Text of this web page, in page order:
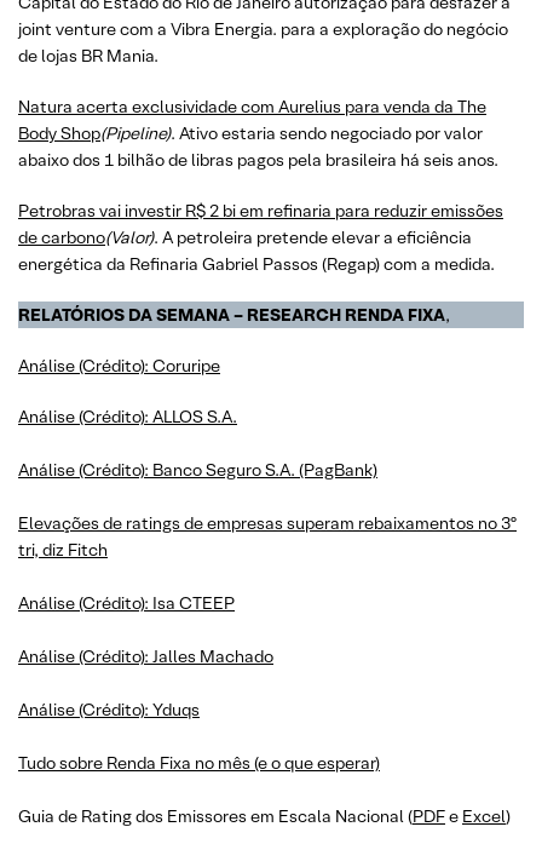
joint venture com a Vibra Energia. para a exploração do negócio
de lojas BR Mania.
Natura acerta exclusividade com Aurelius para venda da The
Body Shop(Pipeline). Ativo estaria sendo negociado por valor
abaixo dos 1 bilhão de libras pagos pela brasileira há seis anos.
Petrobras vai investir R$ 2 bi em refinaria para reduzir emissões
de carbono(Valor). A petroleira pretende elevar a eficiência
energética da Refinaria Gabriel Passos (Regap) com a medida.
RELATÓRIOS DA SEMANA – RESEARCH RENDA FIXA,
Análise (Crédito): Coruripe
Análise (Crédito): ALLOS S.A.
Análise (Crédito): Banco Seguro S.A. (PagBank)
Elevações de ratings de empresas superam rebaixamentos no 3º
tri, diz Fitch
Análise (Crédito): Isa CTEEP
Análise (Crédito): Jalles Machado
Análise (Crédito): Yduqs
Tudo sobre Renda Fixa no mês (e o que esperar)
Guia de Rating dos Emissores em Escala Nacional (PDFe Excel)